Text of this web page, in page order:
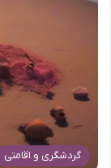
گردشگری و اقامتی